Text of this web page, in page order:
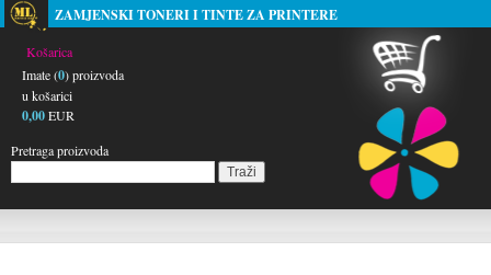
ZAMJENSKI TONERI I TINTE ZA PRINTERE
Košarica
Imate (0) proizvoda
u košarici
0,00EUR
Pretraga proizvoda